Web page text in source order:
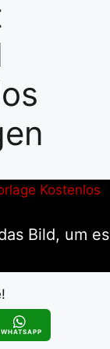
Bild, um es
WHATSAPP